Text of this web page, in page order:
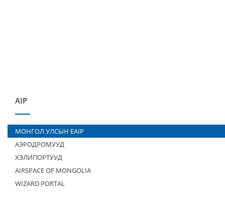
AIP
МОНГОЛ УЛСЫН EAIP
АЭРОДРОМУУД
ХЭЛИПОРТУУД
AIRSPACE OF MONGOLIA
WIZARD PORTAL